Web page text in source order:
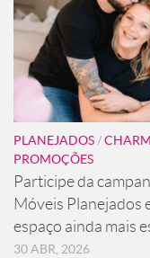
PLANEJADOS /
PROMOÇÕES
Participe da
Móveis Planejados
espaço ainda mais
30 ABR, 2026